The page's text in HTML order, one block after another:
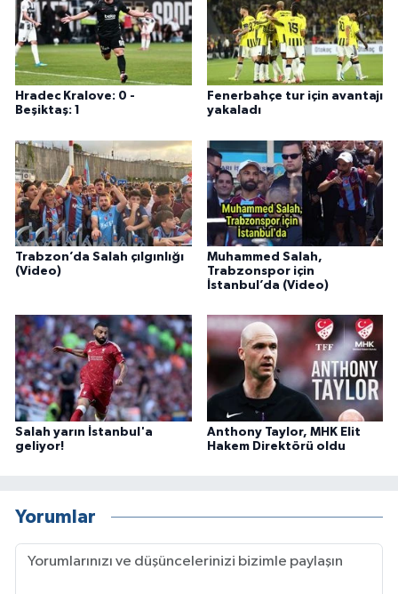
Hradec Kralove: 0 -
Beşiktaş: 1
Fenerbahçe tur için avantajı
yakaladı
Trabzon’da Salah çılgınlığı
(Video)
Muhammed Salah,
Trabzonspor için
İstanbul’da (Video)
Salah yarın İstanbul'a
geliyor!
Anthony Taylor, MHK Elit
Hakem Direktörü oldu
Yorumlar